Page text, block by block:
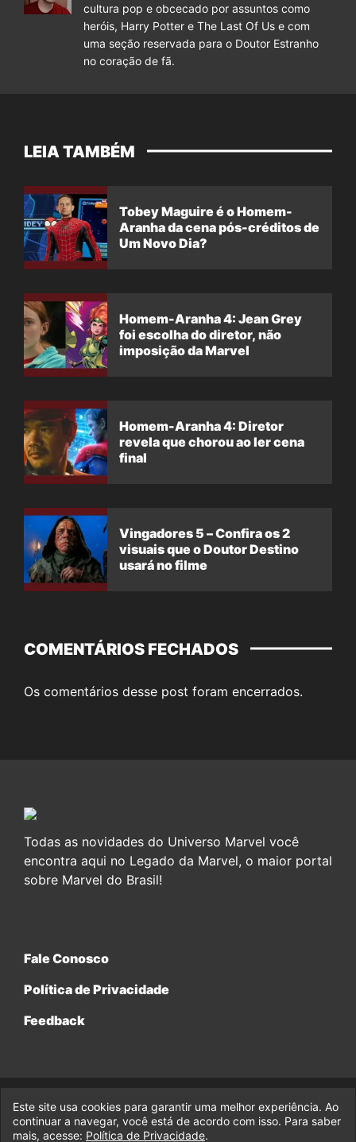
cultura pop e obcecado por assuntos como
heróis, Harry Potter e The Last Of Us e com
uma seção reservada para o Doutor Estranho
no coração de fã.
LEIA TAMBÉM
Tobey Maguire é o Homem-
Aranha da cena pós-créditos de
Um Novo Dia?
Homem-Aranha 4: Jean Grey
foi escolha do diretor, não
imposição da Marvel
Homem-Aranha 4: Diretor
revela que chorou ao ler cena
final
Vingadores 5 – Confira os 2
visuais que o Doutor Destino
usará no filme
COMENTÁRIOS FECHADOS
Os comentários desse post foram encerrados.
Todas as novidades do Universo Marvel você
encontra aqui no Legado da Marvel, o maior portal
sobre Marvel do Brasil!
Fale Conosco
Política de Privacidade
Feedback
© 2017-2026 Legado da Marvel, uma empresa da Legado
Enterprises.
Este site usa cookies para garantir uma melhor experiência. Ao
continuar a navegar, você está de acordo com isso. Para saber
mais, acesse: Política de Privacidade.